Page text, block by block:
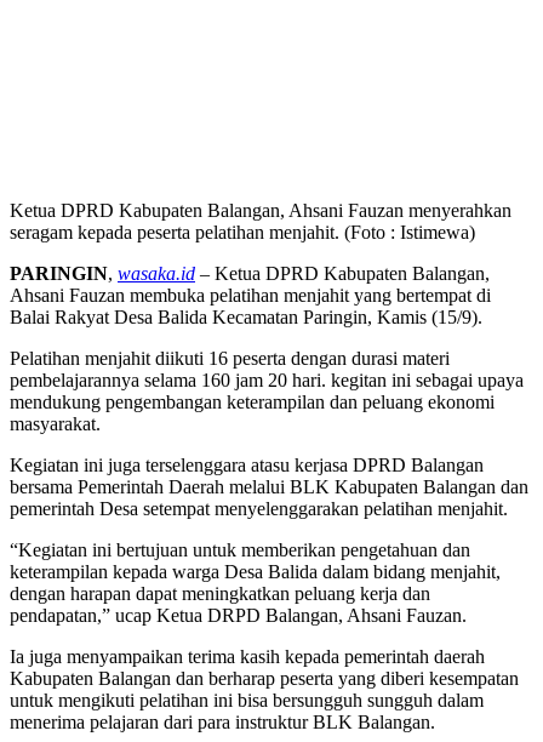
Ketua DPRD Kabupaten Balangan, Ahsani Fauzan menyerahkan
seragam kepada peserta pelatihan menjahit. (Foto : Istimewa)
PARINGIN, wasaka.id – Ketua DPRD Kabupaten Balangan,
Ahsani Fauzan membuka pelatihan menjahit yang bertempat di
Balai Rakyat Desa Balida Kecamatan Paringin, Kamis (15/9).
Pelatihan menjahit diikuti 16 peserta dengan durasi materi
pembelajarannya selama 160 jam 20 hari. kegitan ini sebagai upaya
mendukung pengembangan keterampilan dan peluang ekonomi
masyarakat.
Kegiatan ini juga terselenggara atasu kerjasa DPRD Balangan
bersama Pemerintah Daerah melalui BLK Kabupaten Balangan dan
pemerintah Desa setempat menyelenggarakan pelatihan menjahit.
“Kegiatan ini bertujuan untuk memberikan pengetahuan dan
keterampilan kepada warga Desa Balida dalam bidang menjahit,
dengan harapan dapat meningkatkan peluang kerja dan
pendapatan,” ucap Ketua DRPD Balangan, Ahsani Fauzan.
Ia juga menyampaikan terima kasih kepada pemerintah daerah
Kabupaten Balangan dan berharap peserta yang diberi kesempatan
untuk mengikuti pelatihan ini bisa bersungguh sungguh dalam
menerima pelajaran dari para instruktur BLK Balangan.